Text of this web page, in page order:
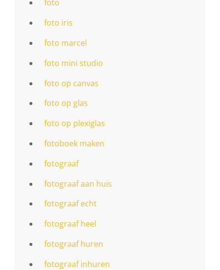
foto
foto iris
foto marcel
foto mini studio
foto op canvas
foto op glas
foto op plexiglas
fotoboek maken
fotograaf
fotograaf aan huis
fotograaf echt
fotograaf heel
fotograaf huren
fotograaf inhuren